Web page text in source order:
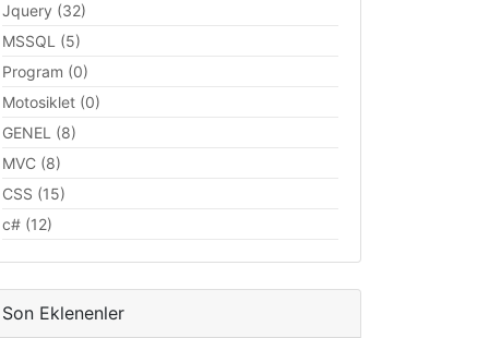
Jquery (32)
MSSQL (5)
Program (0)
Motosiklet (0)
GENEL (8)
MVC (8)
CSS (15)
c# (12)
Son Eklenenler